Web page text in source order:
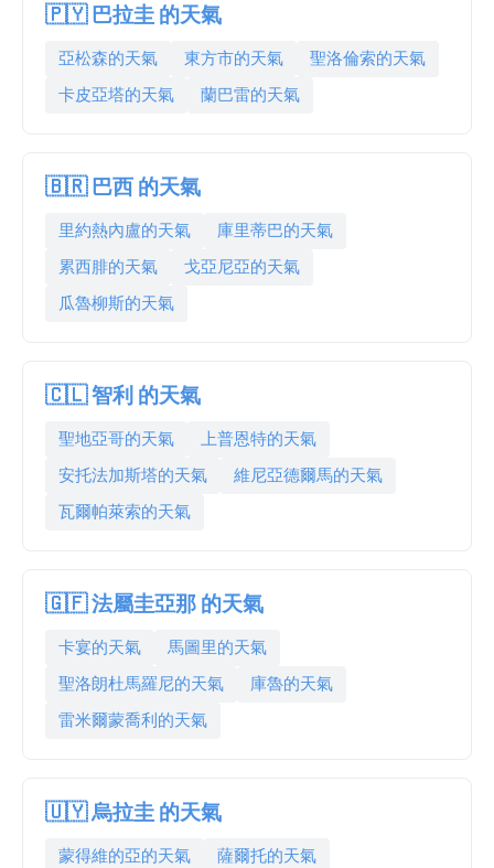
🇵🇾 巴拉圭 的天氣
亞松森的天氣 東方市的天氣
聖洛倫索的天氣
卡皮亞塔的天氣
蘭巴雷的天氣
🇧🇷 巴西 的天氣
里約熱內盧的天氣
庫里蒂巴的天氣
累西腓的天氣
戈亞尼亞的天氣
瓜魯柳斯的天氣
🇨🇱 智利 的天氣
聖地亞哥的天氣
上普恩特的天氣
安托法加斯塔的天氣
維尼亞德爾馬的天氣
瓦爾帕萊索的天氣
🇬🇫 法屬圭亞那 的天氣
卡宴的天氣
馬圖里的天氣
聖洛朗杜馬羅尼的天氣
庫魯的天氣
雷米爾蒙喬利的天氣
🇺🇾 烏拉圭 的天氣
蒙得維的亞的天氣
薩爾托的天氣